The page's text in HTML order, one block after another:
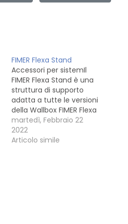
FIMER Flexa Stand
Accessori per sistemIl
FIMER Flexa Stand è una
struttura di supporto
adatta a tutte le versioni
della Wallbox FIMER Flexa
AC per la ricarica delle
#autoelettriche
martedì, Febbraio 22
2022
Articolo simile